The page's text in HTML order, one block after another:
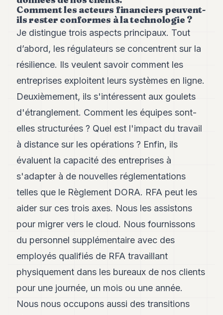
Comment les acteurs financiers peuvent-
ils rester conformes à la technologie ?
Je distingue trois aspects principaux. Tout
d’abord, les régulateurs se concentrent sur la
résilience. Ils veulent savoir comment les
entreprises exploitent leurs systèmes en ligne.
Deuxièmement, ils s'intéressent aux goulets
d'étranglement. Comment les équipes sont-
elles structurées ? Quel est l'impact du travail
à distance sur les opérations ? Enfin, ils
évaluent la capacité des entreprises à
s'adapter à de nouvelles réglementations
telles que le Règlement DORA. RFA peut les
aider sur ces trois axes. Nous les assistons
pour migrer vers le cloud. Nous fournissons
du personnel supplémentaire avec des
employés qualifiés de RFA travaillant
physiquement dans les bureaux de nos clients
pour une journée, un mois ou une année.
Nous nous occupons aussi des transitions